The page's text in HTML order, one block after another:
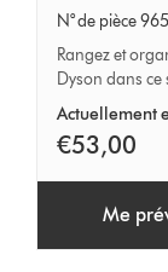
de
rangement
N° de pièce
Rangez et
Dyson dans
Actuellement
€53,00
Me